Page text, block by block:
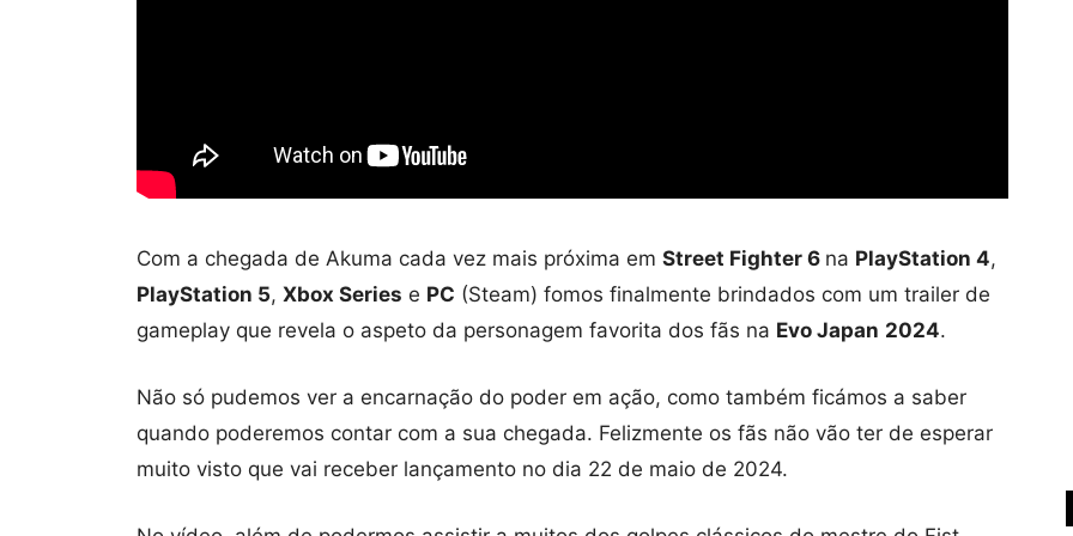
Com a chegada de Akuma cada vez mais próxima em Street Fighter 6 na PlayStation 4,
PlayStation 5, Xbox Series e PC (Steam) fomos finalmente brindados com um trailer de
gameplay que revela o aspeto da personagem favorita dos fãs na Evo Japan 2024.
Não só pudemos ver a encarnação do poder em ação, como também ficámos a saber
quando poderemos contar com a sua chegada. Felizmente os fãs não vão ter de esperar
muito visto que vai receber lançamento no dia 22 de maio de 2024.